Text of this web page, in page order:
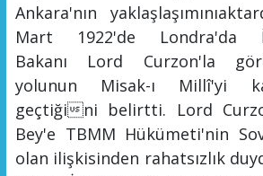
Ankara'nın yaklaşlaşımını
Mart 1922'de Londra'da
Bakanı Lord Curzon'la
yolunun Misak-ı Millî'yi
geçtiğini belirtti. Lord
Bey'e TBMM Hükümeti'nin
olan ilişkisinden rahatsızlık